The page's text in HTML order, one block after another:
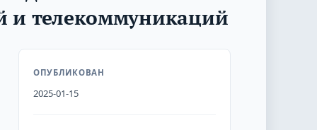
и телекоммуникаций
ОПУБЛИКОВАН
2025-01-15